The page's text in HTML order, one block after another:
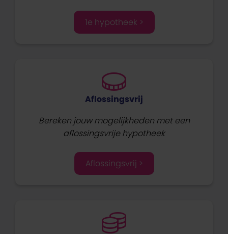
1e hypotheek >
Aflossingsvrij
Bereken jouw mogelijkheden met een
aflossingsvrije hypotheek
Aflossingsvrij >